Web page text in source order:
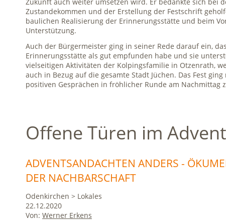
Zukunft auch weiter umsetzen wird. Er bedankte sich bei
Zustandekommen und der Erstellung der Festschrift
baulichen Realisierung der Erinnerungsstätte und beim
Unterstützung.
Auch der Bürgermeister ging in seiner Rede darauf ein,
Erinnerungsstätte als gut empfunden habe und sie
vielseitigen Aktivitäten der Kolpingsfamilie in Otzenrath,
auch in Bezug auf die gesamte Stadt Jüchen. Das Fest
positiven Gesprächen in fröhlicher Runde am Nachmittag
Offene Türen im Advent
ADVENTSANDACHTEN ANDERS -
DER NACHBARSCHAFT
Odenkirchen > Lokales
22.12.2020
Von: Werner Erkens